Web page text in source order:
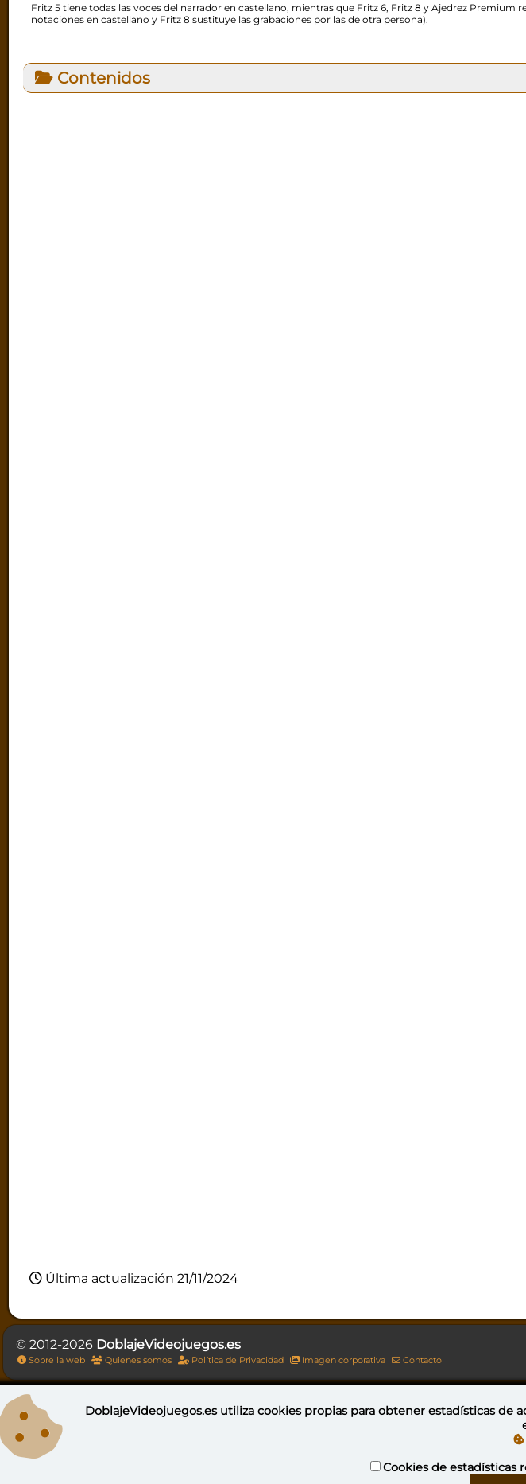
Fritz 5 tiene todas las voces del narrador en castellano, mientras que Fritz 6, Fritz 8 y Ajedrez Premium
notaciones en castellano y Fritz 8 sustituye las grabaciones por las de otra persona).
Contenidos
Última actualización 21/11/2024
© 2012-2026 DoblajeVideojuegos.es
Sobre la web Quienes somos Política de Privacidad Imagen corporativa Contacto
Esta obra está bajo una licencia de Creative
DoblajeVideojuegos.es utilizacookies propiaspara obtener estadísticas de
Cookies de estadísticas